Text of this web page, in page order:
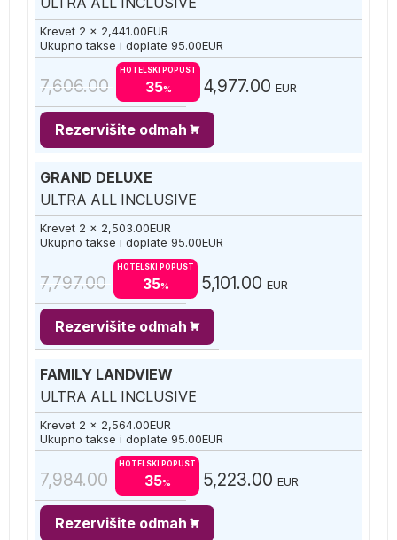
Krevet 2 x 2,441.00EUR
Ukupno takse i doplate 95.00EUR
7,606.00
HOTELSKI POPUST
35% 4,977.00 EUR
Rezervišite odmah
GRAND DELUXE
ULTRA ALL INCLUSIVE
Krevet 2 x 2,503.00EUR
Ukupno takse i doplate 95.00EUR
7,797.00
HOTELSKI POPUST
35% 5,101.00 EUR
Rezervišite odmah
FAMILY LANDVIEW
ULTRA ALL INCLUSIVE
Krevet 2 x 2,564.00EUR
Ukupno takse i doplate 95.00EUR
7,984.00
HOTELSKI POPUST
35% 5,223.00 EUR
Rezervišite odmah